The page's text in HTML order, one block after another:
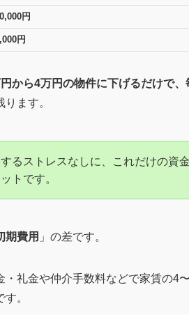
円
円
から4万円の物件に下げるだけで
ます。
るストレスなしに、これだけの資
トです。
期費用 」の差です。
礼金や仲介手数料などで家賃の4
。